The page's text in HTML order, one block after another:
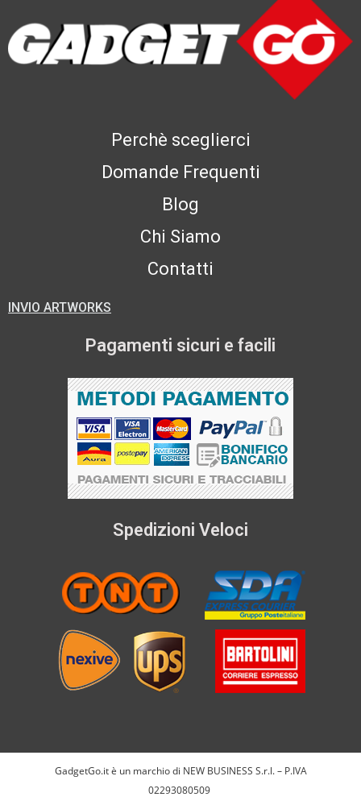
Perchè sceglierci
Domande Frequenti
Blog
Chi Siamo
Contatti
INVIO ARTWORKS
Pagamenti sicuri e facili
Spedizioni Veloci
GadgetGo.it è un marchio di NEW BUSINESS S.r.l. – P.IVA
02293080509